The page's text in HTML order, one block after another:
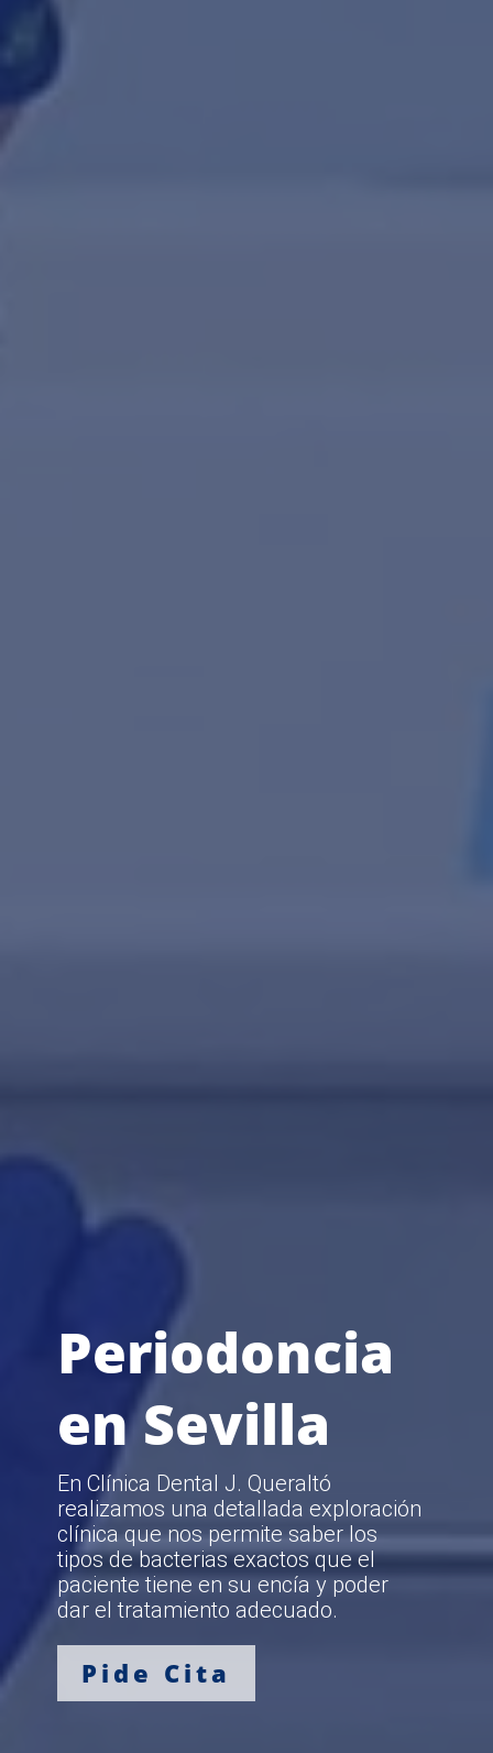
Periodoncia
en Sevilla
En Clínica Dental J. Queraltó
realizamos una detallada exploración
clínica que nos permite saber los
tipos de bacterias exactos que el
paciente tiene en su encía y poder
dar el tratamiento adecuado.
Pide Cita